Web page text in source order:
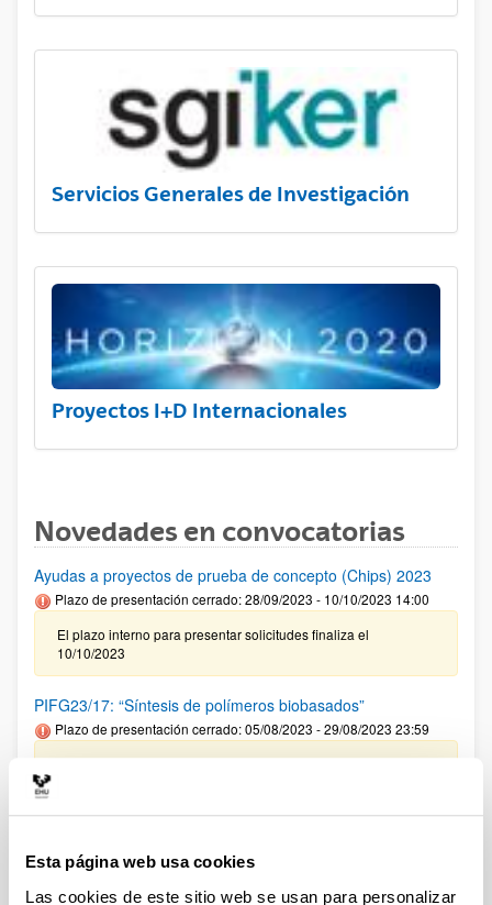
Esta página web usa cookies
Las cookies de este sitio web se usan para personalizar
Servicios Generales de Investigación
Proyectos I+D Internacionales
Novedades en convocatorias
Ayudas a proyectos de prueba de concepto (Chips) 2023
Plazo de presentación cerrado: 28/09/2023 - 10/10/2023 14:00
El plazo interno para presentar solicitudes finaliza el
10/10/2023
PIFG23/17: “Síntesis de polímeros biobasados”
Plazo de presentación cerrado: 05/08/2023 - 29/08/2023 23:59
18/09/2023 Se ha publicado la propuesta de adjudicación
PIFG23/09: “Transporte de nano y micro cápsulas
Plazo de presentación cerrado: 12/07/2023 - 04/08/2023 23:59
Se ha publicado la propuesta de adjudicación(23/09/2023)